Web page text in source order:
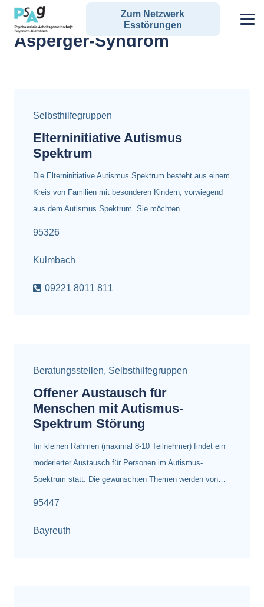
Zum Netzwerk
Esstörungen
Alle Angebote zum Schlagwort:
Asperger-Syndrom
Selbsthilfegruppen
Elterninitiative Autismus
Spektrum
Die Elterninitiative Autismus Spektrum besteht aus einem
Kreis von Familien mit besonderen Kindern, vorwiegend
aus dem Autismus Spektrum. Sie möchten…
95326
Kulmbach
09221 8011 811
Beratungsstellen, Selbsthilfegruppen
Offener Austausch für
Menschen mit Autismus-
Spektrum Störung
Im kleinen Rahmen (maximal 8-10 Teilnehmer) findet ein
moderierter Austausch für Personen im Autismus-
Spektrum statt. Die gewünschten Themen werden von…
95447
Bayreuth